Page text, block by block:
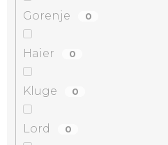
Gorenje 0
Haier 0
Kluge 0
Lord 0